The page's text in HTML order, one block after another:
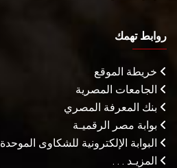
روابط تهمك
خريطة الموقع
الجامعات المصرية
بنك المعرفة المصري
بوابة مصر الرقميـة
البوابة الإلكترونية للشكاوى الموحدة
المزيـد . . .